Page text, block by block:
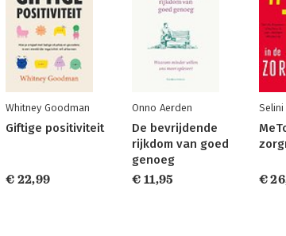
Whitney Goodman
Giftige positiviteit
€ 22,99
Onno Aerden
De bevrijdende
rijkdom van goed
genoeg
€ 11,95
Selini
€